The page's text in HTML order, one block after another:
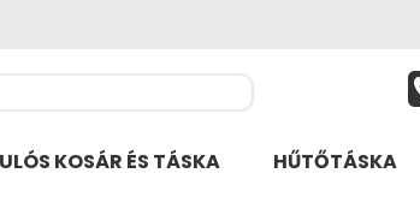
KOSÁR ÉS TÁSKA HŰTŐTÁSKA